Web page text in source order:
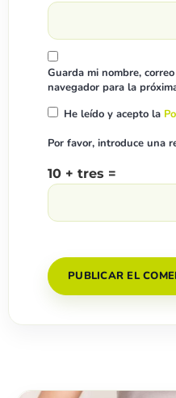
Guarda mi nombre,
navegador para la
He leído y acepto la
Por favor, introduce una
10 + tres =